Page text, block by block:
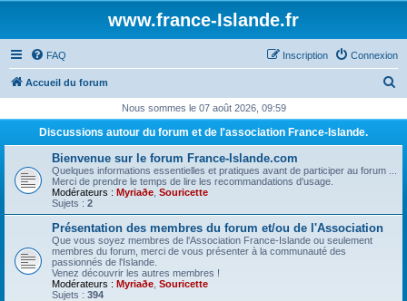
www.france-Islande.fr
FAQ Connexion
Inscription
Accueil du forum
h
c
Nous sommes le 07 août 2026, 09:59
Discussions autour du forum et de l'association France-Islande.
Bienvenue sur le forum France-Islande.com
Quelques informations essentielles et pratiques avant de participer au forum ...
Merci de prendre le temps de lire les recommandations d'usage.
Modérateurs : Myriaðe Souricette
Sujets : 2
Présentation des membres du forum et/ou de l'Association
Que vous soyez membres de l'Association France-Islande ou seulement
membres du forum, merci de vous présenter à la communauté des
passionnés de l'Islande.
Venez découvrir les autres membres !
Modérateurs : Myriaðe Souricette
Sujets : 394